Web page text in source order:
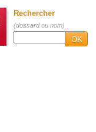
Rechercher
(dossard ou nom)
OK